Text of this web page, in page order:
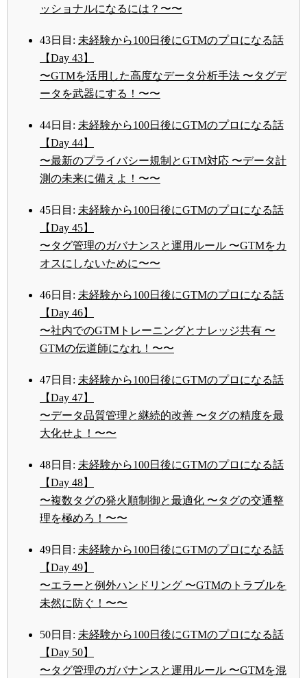
ッショナルになるには？〜〜
43日目: 未経験から100日後にGTMのプロになる話
【Day 43】
〜GTMを活用した高度なデータ分析手法 〜タグデ
ータを武器にする！〜〜
44日目: 未経験から100日後にGTMのプロになる話
【Day 44】
〜最新のプライバシー規制とGTM対応 〜データ計
測の未来に備えよ！〜〜
45日目: 未経験から100日後にGTMのプロになる話
【Day 45】
〜タグ管理のガバナンスと運用ルール 〜GTMをカ
オスにしないために〜〜
46日目: 未経験から100日後にGTMのプロになる話
【Day 46】
〜社内でのGTMトレーニングとナレッジ共有 〜
GTMの伝道師になれ！〜〜
47日目: 未経験から100日後にGTMのプロになる話
【Day 47】
〜データ品質管理と継続的改善 〜タグの精度を最
大化せよ！〜〜
48日目: 未経験から100日後にGTMのプロになる話
【Day 48】
〜複数タグの発火順制御と最適化 〜タグの交通整
理を極めろ！〜〜
49日目: 未経験から100日後にGTMのプロになる話
【Day 49】
〜エラーと例外ハンドリング 〜GTMのトラブルを
未然に防ぐ！〜〜
50日目: 未経験から100日後にGTMのプロになる話
【Day 50】
〜タグ管理のガバナンスと運用ルール 〜GTMを混